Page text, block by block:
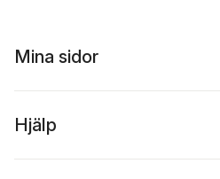
Mina sidor
Hjälp